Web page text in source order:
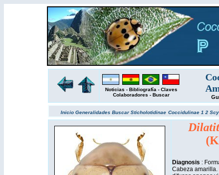
Noticias - Bibliografía - Claves
Colaboradores - Buscar
Inicio Generalidades BuscarSticholotidinae Coccidulinae 1 2
Diagnosis :
Cabeza